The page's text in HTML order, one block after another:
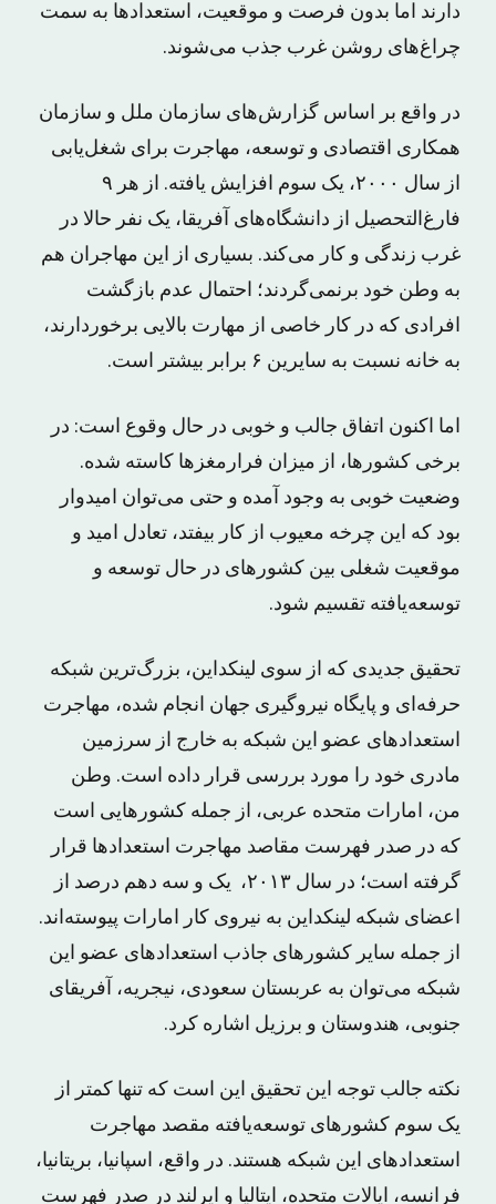
دارند اما بدون فرصت و موقعیت، استعدادها به سمت
چراغ‌های روشن غرب جذب می‌شوند.
در واقع بر اساس گزارش‌های سازمان ملل و سازمان
همکاری اقتصادی و توسعه، مهاجرت برای شغل‌یابی
از سال ۲۰۰۰، یک سوم افزایش یافته. از هر ۹
فارغ‌التحصیل از دانشگاه‌های آفریقا، یک نفر حالا در
غرب زندگی و کار می‌کند. بسیاری از این مهاجران هم
به وطن خود برنمی‌گردند؛ احتمال عدم بازگشت
افرادی که در کار خاصی از مهارت بالایی برخوردارند،
به خانه نسبت به سایرین ۶ برابر بیشتر است.
اما اکنون اتفاق جالب و خوبی در حال وقوع است: در
برخی کشورها، از میزان فرارمغزها کاسته شده.
وضعیت خوبی به وجود آمده و حتی می‌توان امیدوار
بود که این چرخه معیوب از کار بیفتد، تعادل امید و
موقعیت شغلی بین کشورهای در حال توسعه و
توسعه‌یافته تقسیم شود.
تحقیق جدیدی که از سوی لینکداین، بزرگ‌ترین شبکه
حرفه‌ای و پایگاه نیروگیری جهان انجام شده، مهاجرت
استعدادهای عضو این شبکه به خارج از سرزمین
مادری خود را مورد بررسی قرار داده است. وطن
من، امارات متحده عربی، از جمله کشورهایی است
که در صدر فهرست مقاصد مهاجرت استعدادها قرار
گرفته است؛ در سال ۲۰۱۳، یک و سه دهم درصد از
اعضای شبکه لینکداین به نیروی کار امارات پیوسته‌اند.
از جمله سایر کشورهای جاذب استعدادهای عضو این
شبکه می‌توان به عربستان سعودی، نیجریه، آفریقای
جنوبی، هندوستان و برزیل اشاره کرد.
نکته جالب توجه این تحقیق این است که تنها کمتر از
یک سوم کشورهای توسعه‌یافته مقصد مهاجرت
استعدادهای این شبکه هستند. در واقع، اسپانیا، بریتانیا،
فرانسه، ایالات متحده، ایتالیا و ایرلند در صدر فهرست